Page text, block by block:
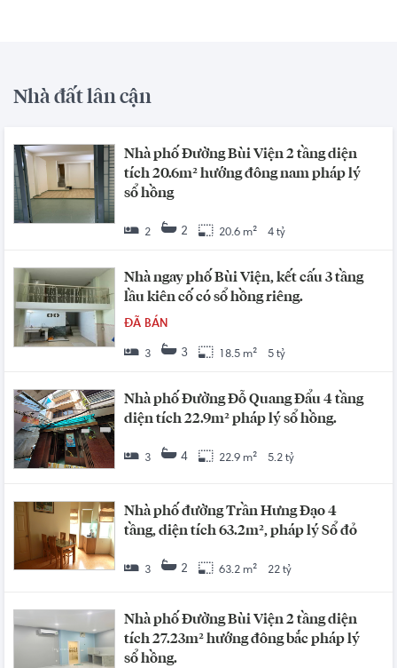
Nhà đất lân cận
Nhà phố Đường Bùi Viện 2 tầng diện
tích 20.6m² hướng đông nam pháp lý
sổ hồng
2 2 20.6 m² 4 tỷ
Nhà ngay phố Bùi Viện, kết cấu 3 tầng
lầu kiên cố có sổ hồng riêng.
ĐÃ BÁN
3 3 18.5 m² 5 tỷ
Nhà phố Đường Đỗ Quang Đẩu 4 tầng
diện tích 22.9m² pháp lý sổ hồng.
3 4 22.9 m² 5.2 tỷ
Nhà phố đường Trần Hưng Đạo 4
tầng, diện tích 63.2m², pháp lý Sổ đỏ
3 2 63.2 m² 22 tỷ
Nhà phố Đường Bùi Viện 2 tầng diện
tích 27.23m² hướng đông bắc pháp lý
sổ hồng.